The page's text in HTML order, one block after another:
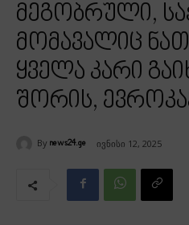
მეგობრული,
მომავალიც
ყველა კარი
შორის,
By news24.ge ივნისი 12, 2025